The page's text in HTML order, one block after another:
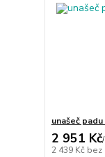
unašeč
2 951 Kč/
2 439 Kč bez